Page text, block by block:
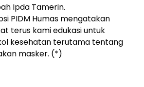
Ipda Tamerin.
PIDM Humas mengatakan
terus kami edukasi untuk
kesehatan terutama tentang
masker. (*)